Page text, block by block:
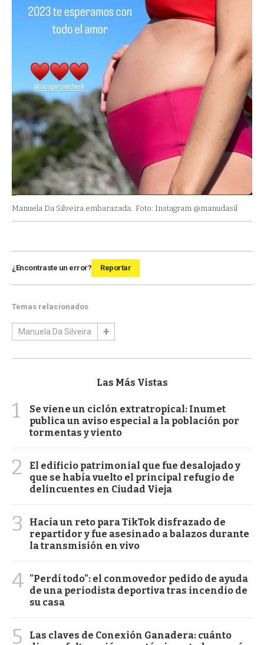
Manuela Da Silveira embarazada. Foto: Instagram @manudasil
¿Encontraste un error? Reportar
Temas relacionados
Manuela Da Silveira
Las Más Vistas
1
Se viene un ciclón extratropical: Inumet
publica un aviso especial a la población por
tormentas y viento
2
El edificio patrimonial que fue desalojado y
que se había vuelto el principal refugio de
delincuentes en Ciudad Vieja
3
Hacía un reto para TikTok disfrazado de
repartidor y fue asesinado a balazos durante
la transmisión en vivo
4 "Perdí todo": el conmovedor pedido de ayuda
de una periodista deportiva tras incendio de
su casa
5
Las claves de Conexión Ganadera: cuánto